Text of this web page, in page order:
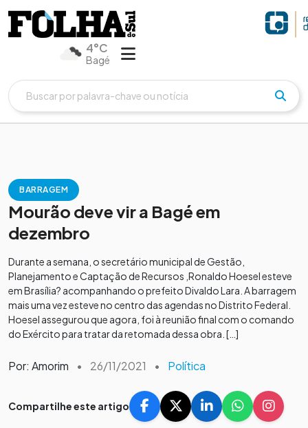
4°C
Bagé
BARRAGEM
Mourão deve vir a Bagé em
dezembro
Durante a semana, o secretário municipal de Gestão,
Planejamento e Captação de Recursos ,Ronaldo Hoesel esteve
em Brasília? acompanhando o prefeito Divaldo Lara. A barragem
mais uma vez esteve no centro das agendas no Distrito Federal.
Hoesel assegurou que agora, foi à reunião final com o comando
do Exército para tratar da retomada dessa obra. […]
Por: Amorim • 26/11/2021 • Política
Compartilhe este artigo